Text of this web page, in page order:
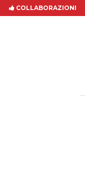
COLLABORAZIONI